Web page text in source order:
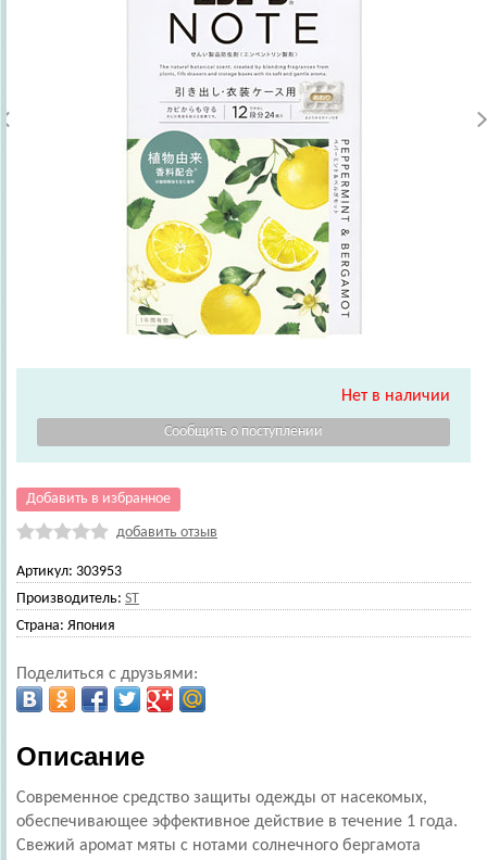
Нет в наличии
Добавить в избранное
добавить отзыв
Артикул: 303953
Производитель: ST
Страна: Япония
Поделиться с друзьями:
Описание
Современное средство защиты одежды от насекомых,
обеспечивающее эффективное действие в течение 1 года.
Свежий аромат мяты с нотами солнечного бергамота